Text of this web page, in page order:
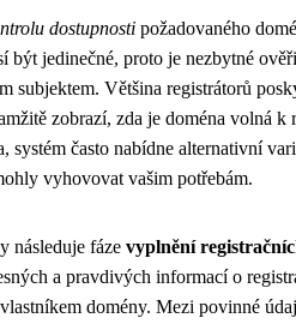
dostupnosti požadovaného
být jedinečné, proto je nezbytné
subjektem. Většina registrátorů
zobrazí, zda je doména volná k
systém často nabídne alternativní
vyhovovat vašim potřebám.
následuje fáze vyplnění
a pravdivých informací o
domény. Mezi povinné